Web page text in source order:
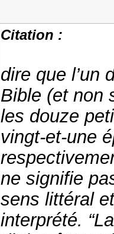
Citation :
dire que l’un
Bible (et non
les douze
vingt-et-une
ne signifie
sens littéral
interprété.